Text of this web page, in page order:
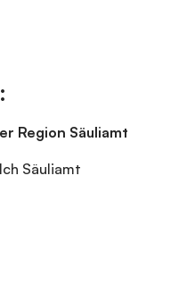
Region Säuliamt
Säuliamt